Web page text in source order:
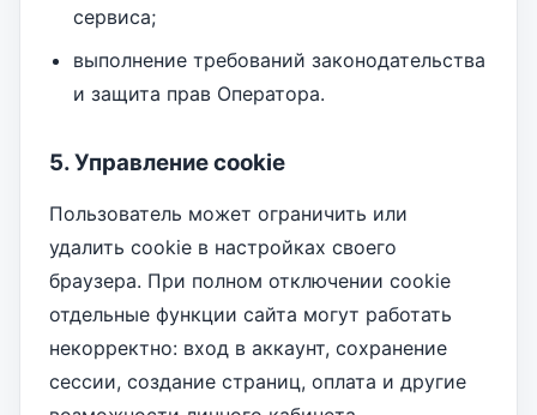
сервиса;
выполнение требований законодательства
и защита прав Оператора.
5. Управление cookie
Пользователь может ограничить или
удалить cookie в настройках своего
браузера. При полном отключении cookie
отдельные функции сайта могут работать
некорректно: вход в аккаунт, сохранение
сессии, создание страниц, оплата и другие